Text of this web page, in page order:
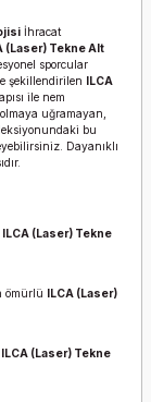
İhracat
(Laser) Tekne Alt
sporcular
şekillendirilen ILCA
ile nem
uğramayan,
bu
Dayanıklı
ILCA (Laser) Tekne
ömürlü ILCA (Laser)
ILCA (Laser) Tekne